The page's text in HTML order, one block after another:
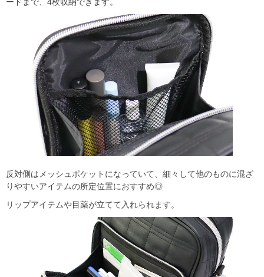
反対側はメッシュポケットになっていて、細々して他のものに混ざ
りやすいアイテムの所定位置におすすめ◎
リップアイテムや目薬が立てて入れられます。